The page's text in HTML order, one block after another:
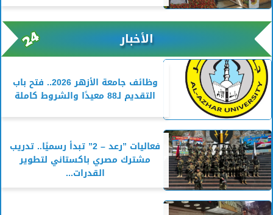
الأخبار
وظائف جامعة الأزهر 2026.. فتح باب
التقديم لـ88 معيدًا والشروط كاملة
فعاليات ”رعد – 2” تبدأ رسميًا.. تدريب
مشترك مصري باكستاني لتطوير
القدرات...